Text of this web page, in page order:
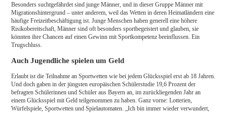
Besonders suchtgefährdet sind junge Männer, und in dieser Gruppe Männer mit
Migrationshintergrund – unter anderem, weil das Wetten in deren Heimatländern eine
häufige Freizeitbeschäftigung ist. Junge Menschen haben generell eine höhere
Risikobereitschaft, Männer sind oft besonders sportbegeistert und glauben, sie
könnten ihre Chancen auf einen Gewinn mit Sportkompetenz beeinflussen. Ein
Trugschluss.
Auch Jugendliche spielen um Geld
Erlaubt ist die Teilnahme an Sportwetten wie bei jedem Glücksspiel erst ab 18 Jahren.
Und doch gaben in der jüngsten europäischen Schülerstudie 19,6 Prozent der
befragten Schülerinnen und Schüler aus Bayern an, im zurückliegenden Jahr an
einem Glücksspiel mit Geld teilgenommen zu haben. Ganz vorne: Lotterien,
Würfelspiele, Sportwetten und Spielautomaten. „Ich bin immer wieder verwundert,